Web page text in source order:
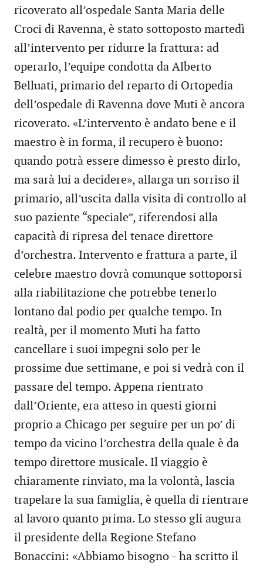
ricoverato all’ospedale Santa Maria delle
Croci di Ravenna, è stato sottoposto martedì
all’intervento per ridurre la frattura: ad
operarlo, l’equipe condotta da Alberto
Belluati, primario del reparto di Ortopedia
dell’ospedale di Ravenna dove Muti è ancora
ricoverato. «L’intervento è andato bene e il
maestro è in forma, il recupero è buono:
quando potrà essere dimesso è presto dirlo,
ma sarà lui a decidere», allarga un sorriso il
primario, all’uscita dalla visita di controllo al
suo paziente “speciale”, riferendosi alla
capacità di ripresa del tenace direttore
d’orchestra. Intervento e frattura a parte, il
celebre maestro dovrà comunque sottoporsi
alla riabilitazione che potrebbe tenerlo
lontano dal podio per qualche tempo. In
realtà, per il momento Muti ha fatto
cancellare i suoi impegni solo per le
prossime due settimane, e poi si vedrà con il
passare del tempo. Appena rientrato
dall’Oriente, era atteso in questi giorni
proprio a Chicago per seguire per un po’ di
tempo da vicino l’orchestra della quale è da
tempo direttore musicale. Il viaggio è
chiaramente rinviato, ma la volontà, lascia
trapelare la sua famiglia, è quella di rientrare
al lavoro quanto prima. Lo stesso gli augura
il presidente della Regione Stefano
Bonaccini: «Abbiamo bisogno - ha scritto il